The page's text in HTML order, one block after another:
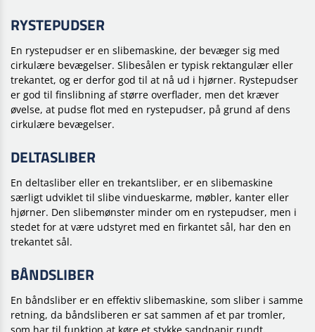
RYSTEPUDSER
En rystepudser er en slibemaskine, der bevæger sig med
cirkulære bevægelser. Slibesålen er typisk rektangulær eller
trekantet, og er derfor god til at nå ud i hjørner. Rystepudser
er god til finslibning af større overflader, men det kræver
øvelse, at pudse flot med en rystepudser, på grund af dens
cirkulære bevægelser.
DELTASLIBER
En deltasliber eller en trekantsliber, er en slibemaskine
særligt udviklet til slibe vindueskarme, møbler, kanter eller
hjørner. Den slibemønster minder om en rystepudser, men i
stedet for at være udstyret med en firkantet sål, har den en
trekantet sål.
BÅNDSLIBER
En båndsliber er en effektiv slibemaskine, som sliber i samme
retning, da båndsliberen er sat sammen af et par tromler,